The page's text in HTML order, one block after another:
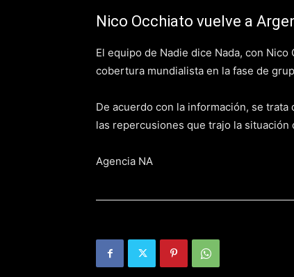
Nico Occhiato vuelve a
El equipo de Nadie dice Nada, con
cobertura mundialista en la fase de
De acuerdo con la información, se
las repercusiones que trajo la situación
Agencia NA